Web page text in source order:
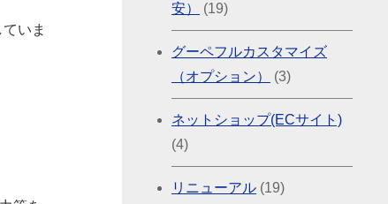
いま
安）
(19)
グーペフルカスタマイズ
（オプション）
(3)
ネットショップ(ECサイト)
(4)
リニューアル (19)